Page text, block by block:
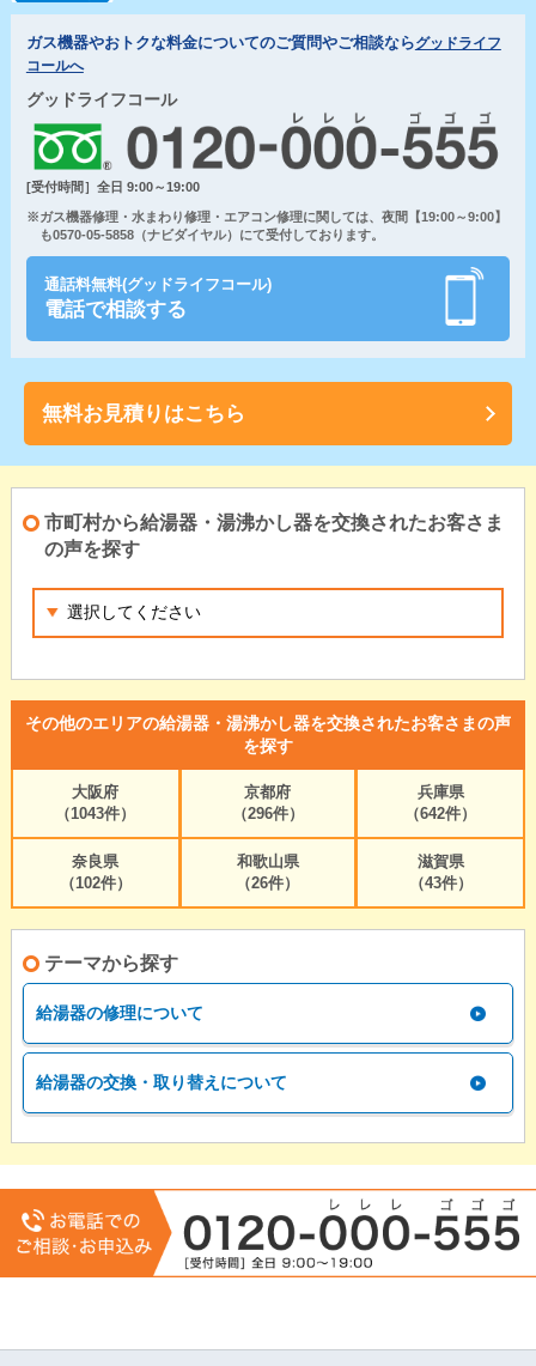
ガス機器やおトクな料金についてのご質問やご相談ならグッドライフ
コールへ
グッドライフコール
[受付時間］全日 9:00～19:00
※ガス機器修理・水まわり修理・エアコン修理に関しては、夜間【19:00～9:00】
も0570-05-5858（ナビダイヤル）にて受付しております。
通話料無料(グッドライフコール)
電話で相談する
無料お見積りはこちら
市町村から給湯器・湯沸かし器を交換されたお客さま
の声を探す
その他のエリアの給湯器・湯沸かし器を交換されたお客さまの声
を探す
大阪府
（1043件）
京都府
（296件）
兵庫県
（642件）
奈良県
（102件）
和歌山県
（26件）
滋賀県
（43件）
テーマから探す
給湯器の修理について
給湯器の交換・取り替えについて